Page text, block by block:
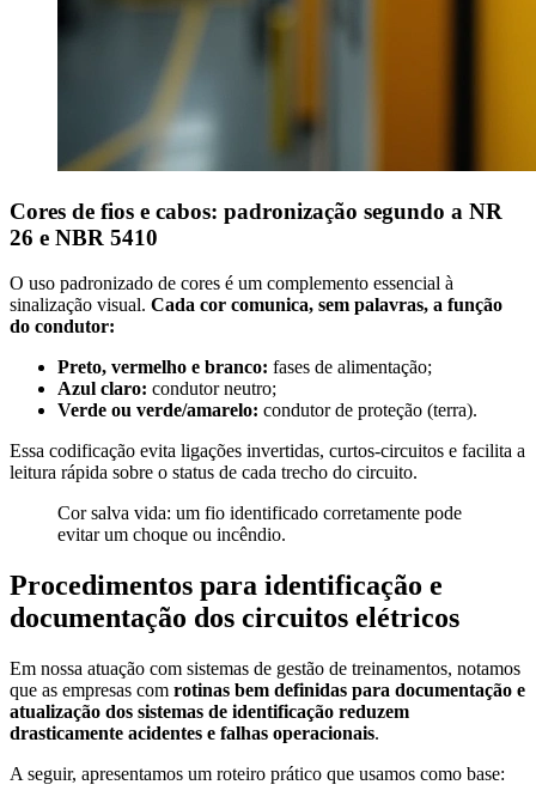
Cores de fios e cabos: padronização segundo a NR
26 e NBR 5410
O uso padronizado de cores é um complemento essencial à
sinalização visual. Cada cor comunica, sem palavras, a função
do condutor:
Preto, vermelho e branco: fases de alimentação;
Azul claro: condutor neutro;
Verde ou verde/amarelo: condutor de proteção (terra).
Essa codificação evita ligações invertidas, curtos-circuitos e facilita a
leitura rápida sobre o status de cada trecho do circuito.
Cor salva vida: um fio identificado corretamente pode
evitar um choque ou incêndio.
Procedimentos para identificação e
documentação dos circuitos elétricos
Em nossa atuação com sistemas de gestão de treinamentos, notamos
que as empresas com rotinas bem definidas para documentação e
atualização dos sistemas de identificação reduzem
drasticamente acidentes e falhas operacionais.
A seguir, apresentamos um roteiro prático que usamos como base: